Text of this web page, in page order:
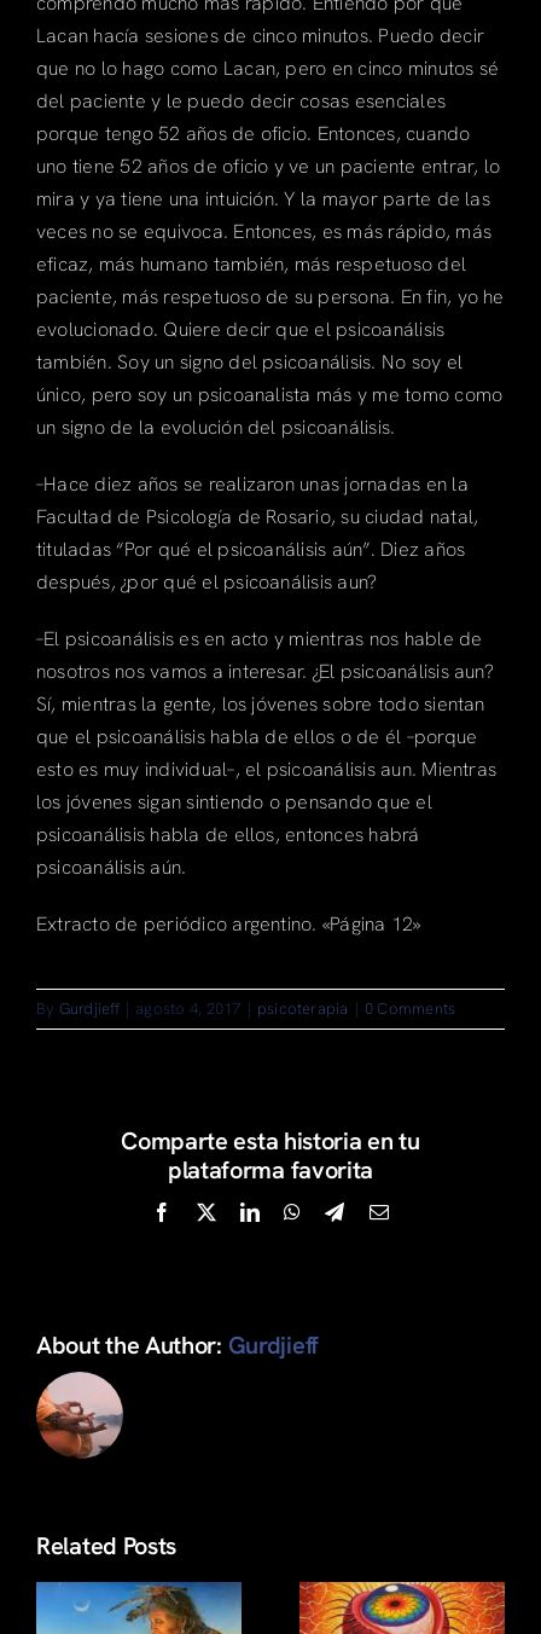
Lacan hacía sesiones de cinco minutos. Puedo decir
que no lo hago como Lacan, pero en cinco minutos sé
del paciente y le puedo decir cosas esenciales
porque tengo 52 años de oficio. Entonces, cuando
uno tiene 52 años de oficio y ve un paciente entrar, lo
mira y ya tiene una intuición. Y la mayor parte de las
veces no se equivoca. Entonces, es más rápido, más
eficaz, más humano también, más respetuoso del
paciente, más respetuoso de su persona. En fin, yo he
evolucionado. Quiere decir que el psicoanálisis
también. Soy un signo del psicoanálisis. No soy el
único, pero soy un psicoanalista más y me tomo como
un signo de la evolución del psicoanálisis.
–Hace diez años se realizaron unas jornadas en la
Facultad de Psicología de Rosario, su ciudad natal,
tituladas “Por qué el psicoanálisis aún”. Diez años
después, ¿por qué el psicoanálisis aun?
–El psicoanálisis es en acto y mientras nos hable de
nosotros nos vamos a interesar. ¿El psicoanálisis aun?
Sí, mientras la gente, los jóvenes sobre todo sientan
que el psicoanálisis habla de ellos o de él –porque
esto es muy individual–, el psicoanálisis aun. Mientras
los jóvenes sigan sintiendo o pensando que el
psicoanálisis habla de ellos, entonces habrá
psicoanálisis aún.
Extracto de periódico argentino. «Página 12»
By Gurdjieff | agosto 4, 2017 | psicoterapia | 0 Comments
Comparte esta historia en tu
plataforma favorita
Facebook
X LinkedInWhatsApp
TelegramEmail
About the Author: Gurdjieff
Related Posts